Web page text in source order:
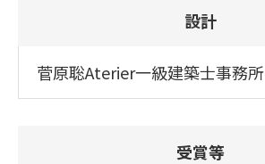
設計
菅原聡Aterier一級建築士事務所
受賞等